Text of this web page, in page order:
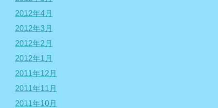
2012年4月
2012年3月
2012年2月
2012年1月
2011年12月
2011年11月
2011年10月